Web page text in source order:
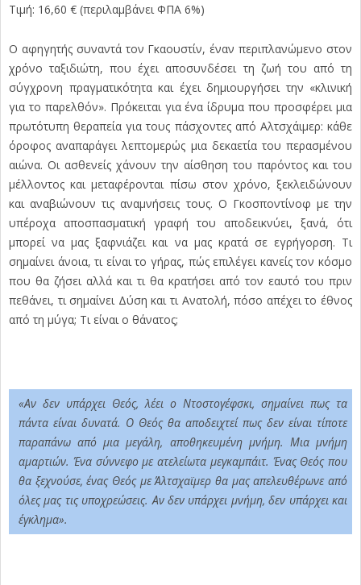
Τιμή: 16,60 € (περιλαμβάνει ΦΠΑ 6%)
O αφηγητής συναντά τον Γκαουστίν, έναν περιπλανώμενο στον
χρόνο ταξιδιώτη, που έχει αποσυνδέσει τη ζωή του από τη
σύγχρονη πραγματικότητα και έχει δημιουργήσει την «κλινική
για το παρελθόν». Πρόκειται για ένα ίδρυμα που προσφέρει μια
πρωτότυπη θεραπεία για τους πάσχοντες από Αλτσχάιμερ: κάθε
όροφος αναπαράγει λεπτομερώς μια δεκαετία του περασμένου
αιώνα. Οι ασθενείς χάνουν την αίσθηση του παρόντος και του
μέλλοντος και μεταφέρονται πίσω στον χρόνο, ξεκλειδώνουν
και αναβιώνουν τις αναμνήσεις τους. Ο Γκοσποντίνοφ με την
υπέροχα αποσπασματική γραφή του αποδεικνύει, ξανά, ότι
μπορεί να μας ξαφνιάζει και να μας κρατά σε εγρήγορση. Τι
σημαίνει άνοια, τι είναι το γήρας, πώς επιλέγει κανείς τον κόσμο
που θα ζήσει αλλά και τι θα κρατήσει από τον εαυτό του πριν
πεθάνει, τι σημαίνει Δύση και τι Ανατολή, πόσο απέχει το έθνος
από τη μύγα; Τι είναι ο θάνατος;
«Αν δεν υπάρχει Θεός, λέει ο Ντοστογέφσκι, σημαίνει πως τα
πάντα είναι δυνατά. Ο Θεός θα αποδειχτεί πως δεν είναι τίποτε
παραπάνω από μια μεγάλη, αποθηκευμένη μνήμη. Μια μνήμη
αμαρτιών. Ένα σύννεφο με ατελείωτα μεγκαμπάιτ. Ένας Θεός που
θα ξεχνούσε, ένας Θεός με Άλτσχαϊμερ θα μας απελευθέρωνε από
όλες μας τις υποχρεώσεις. Αν δεν υπάρχει μνήμη, δεν υπάρχει και
έγκλημα».